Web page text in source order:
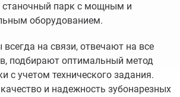
станочный парк с мощным и
оборудованием.
на связи, отвечают на все
подбирают оптимальный метод
с учетом технического задания.
и надежность зубонарезных